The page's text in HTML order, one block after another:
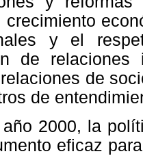
crecimiento
y el
de
de
de
2000, la
eficaz